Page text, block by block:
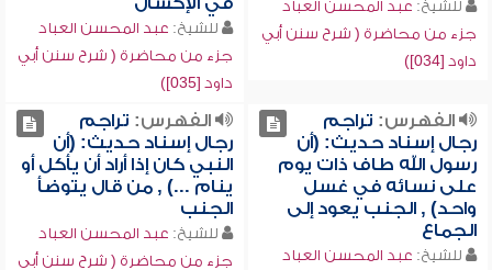
للشيخ: عبد المحسن العباد
جزء من محاضرة ( شرح سنن أبي
داود [034])
للشيخ: عبد المحسن العباد
جزء من محاضرة ( شرح سنن أبي
داود [035])
الفهرس: تراجم
رجال إسناد حديث: (أن
رسول الله طاف ذات يوم
على نسائه في غسل
واحد) , الجنب يعود إلى
الجماع
للشيخ: عبد المحسن العباد
الفهرس: تراجم
رجال إسناد حديث: (أن
النبي كان إذا أراد أن يأكل أو
ينام ...) , من قال يتوضأ
الجنب
للشيخ: عبد المحسن العباد
جزء من محاضرة ( شرح سنن أبي